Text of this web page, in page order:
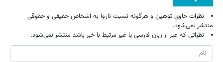
نظرات حاوی توهین و هرگونه نسبت ناروا به اشخاص حقیقی و حقوقی
منتشر نمی‌شود.
نظراتی که غیر از زبان فارسی یا غیر مرتبط با خبر باشد منتشر نمی‌شود.